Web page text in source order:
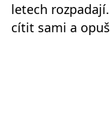
letech
cítit sami a